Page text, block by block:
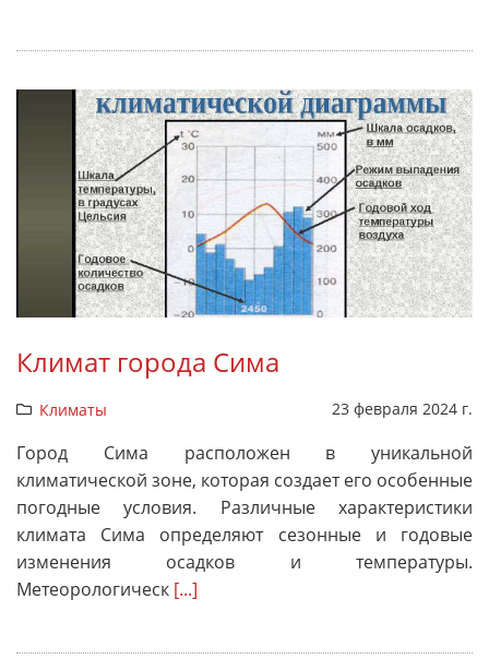
Климат города Сима
Климаты 23 февраля 2024 г.
Город Сима расположен в уникальной
климатической зоне, которая создает его особенные
погодные условия. Различные характеристики
климата Сима определяют сезонные и годовые
изменения осадков и температуры.
Метеорологическ [...]